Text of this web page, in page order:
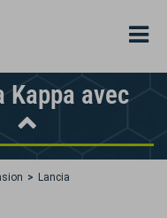
Kappa avec
Lancia